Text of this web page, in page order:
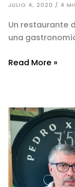
JULIO 4, 2020 / 4
Un restaurante
una
La
pinares
Read More »